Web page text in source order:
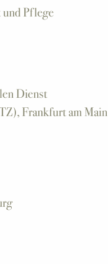
und Pflege
Dienst
Frankfurt am Main